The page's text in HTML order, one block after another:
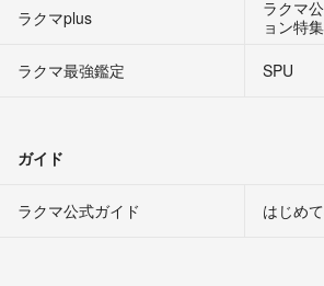
ラクマplus
ラクマ
ョン特集
ラクマ最強鑑定
SPU
ガイド
ラクマ公式ガイド はじめ